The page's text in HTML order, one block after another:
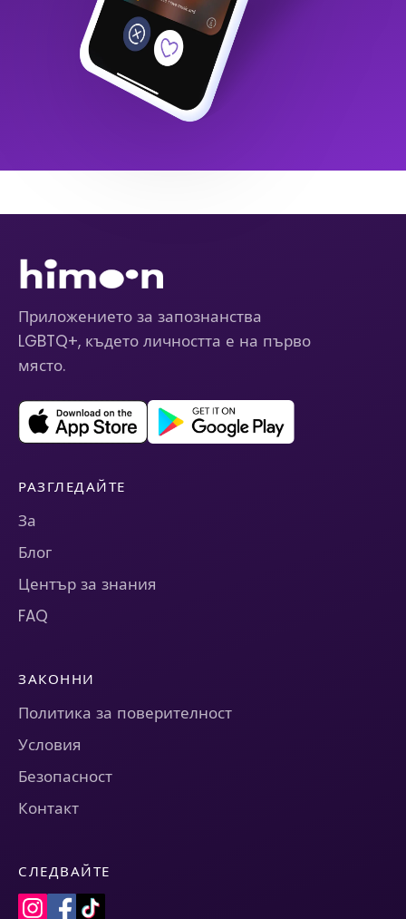
Приложението за запознанства
LGBTQ+, където личността е на първо
място.
РАЗГЛЕДАЙТЕ
За
Блог
Център за знания
FAQ
ЗАКОННИ
Политика за поверителност
Условия
Безопасност
Контакт
СЛЕДВАЙТЕ